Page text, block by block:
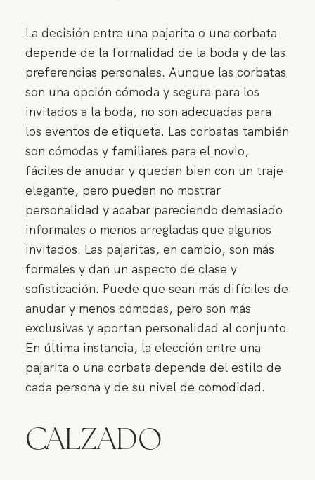
La decisión entre una pajarita o una corbata
depende de la formalidad de la boda y de las
preferencias personales. Aunque las corbatas
son una opción cómoda y segura para los
invitados a la boda, no son adecuadas para
los eventos de etiqueta. Las corbatas también
son cómodas y familiares para el novio,
fáciles de anudar y quedan bien con un traje
elegante, pero pueden no mostrar
personalidad y acabar pareciendo demasiado
informales o menos arregladas que algunos
invitados. Las pajaritas, en cambio, son más
formales y dan un aspecto de clase y
sofisticación. Puede que sean más difíciles de
anudar y menos cómodas, pero son más
exclusivas y aportan personalidad al conjunto.
En última instancia, la elección entre una
pajarita o una corbata depende del estilo de
cada persona y de su nivel de comodidad.
CALZADO